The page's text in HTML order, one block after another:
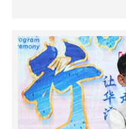
问”三大职业心法，不仅成就了